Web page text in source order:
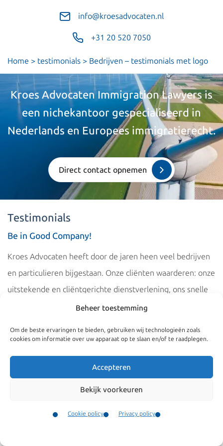
Beheer toestemming
Om de beste ervaringen te bieden, gebruiken wij technologieën zoals
cookies om informatie over uw apparaat op te slaan en/of te raadplegen.
Accepteren
Bekijk voorkeuren
Cookie policy Privacy policy
info@kroesadvocaten.nl
+31 20 520 7050
Home > testimonials > Bedrijven – testimonials met logo
Kroes Advocaten Immigration Lawyers is
een nichekantoor gespecialiseerd in
Nederlands en Europees immigratierecht.
Direct contact opnemen
Testimonials
Be in Good Company!
Kroes Advocaten heeft door de jaren heen veel bedrijven
en particulieren bijgestaan. Onze cliënten waarderen: onze
uitstekende en cliëntgerichte dienstverlening, ons snelle
antwoorden en heldere communicatie, de puntige,
scherpe tarieven.
Lees hieronder enkele testimonials van onze cliënten.
voor testimonials van particuliere cliënten